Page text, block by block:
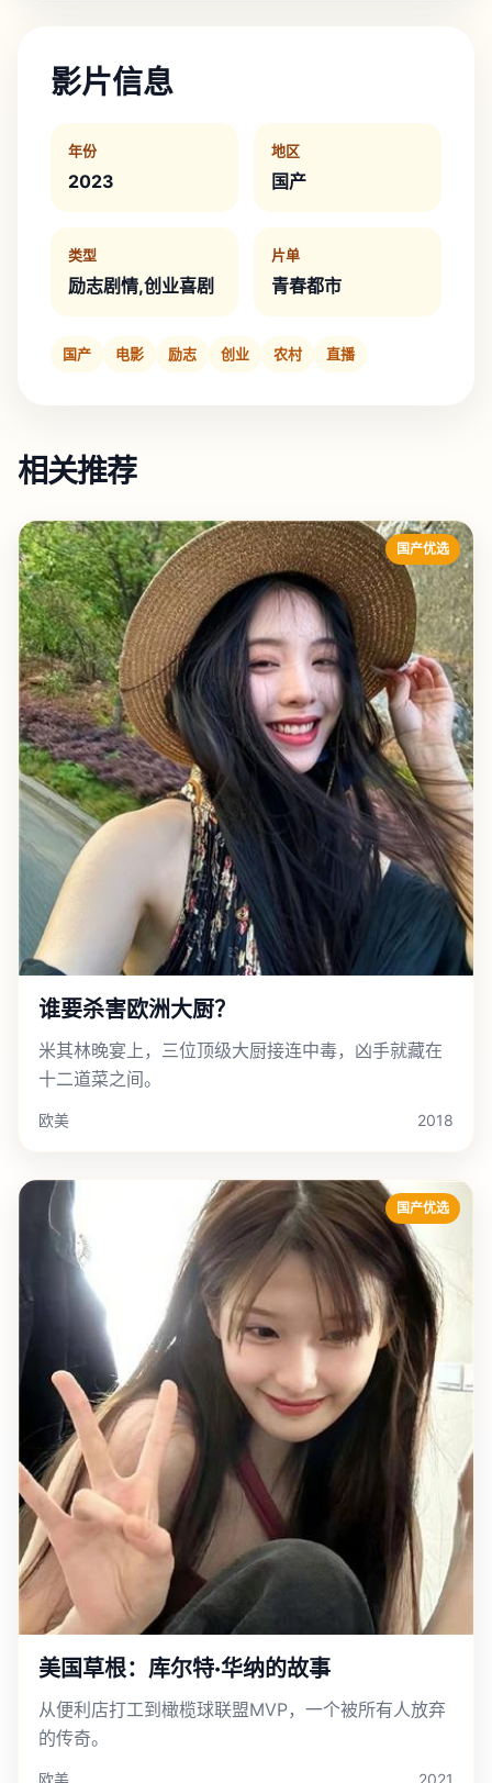
影片信息
年份
2023
地区
国产
类型
励志剧情,创业喜剧
片单
青春都市
国产 电影 励志 创业 农村 直播
相关推荐
国产优选
谁要杀害欧洲大厨？
米其林晚宴上，三位顶级大厨接连中毒，凶手就藏在
十二道菜之间。
欧美 2018
国产优选
美国草根：库尔特·华纳的故事
从便利店打工到橄榄球联盟MVP，一个被所有人放弃
的传奇。
欧美 2021